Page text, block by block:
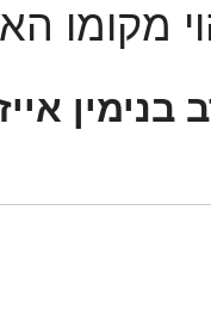
מקומו
בנימין